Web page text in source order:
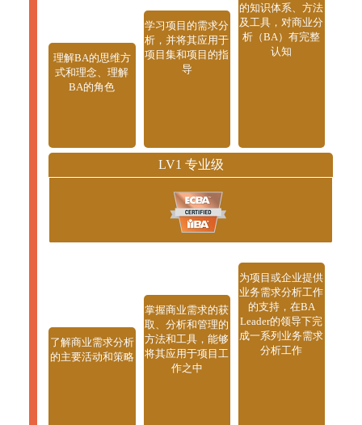
理解BA的思维方
式和理念、理解
BA的角色
学习项目的需求分
析，并将其应用于
项目集和项目的指
导
的知识体系、方法
及工具，对商业分
析（BA）有完整
认知
LV1 专业级
了解商业需求分析
的主要活动和策略
掌握商业需求的获
取、分析和管理的
方法和工具，能够
将其应用于项目工
作之中
为项目或企业提供
业务需求分析工作
的支持，在BA
Leader的领导下完
成一系列业务需求
分析工作